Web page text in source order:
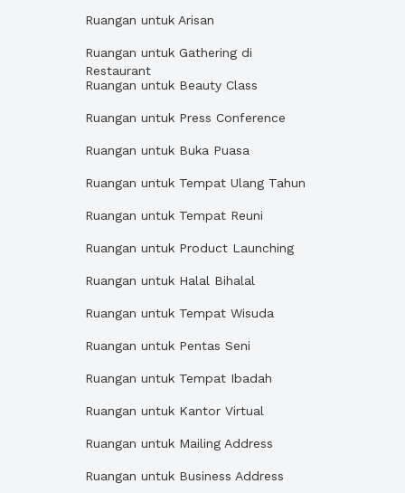
Ruangan untuk Arisan
Ruangan untuk Gathering di
Restaurant
Ruangan untuk Beauty Class
Ruangan untuk Press Conference
Ruangan untuk Buka Puasa
Ruangan untuk Tempat Ulang Tahun
Ruangan untuk Tempat Reuni
Ruangan untuk Product Launching
Ruangan untuk Halal Bihalal
Ruangan untuk Tempat Wisuda
Ruangan untuk Pentas Seni
Ruangan untuk Tempat Ibadah
Ruangan untuk Kantor Virtual
Ruangan untuk Mailing Address
Ruangan untuk Business Address